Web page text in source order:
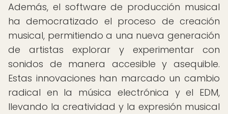
Además, el software de producción musical
ha democratizado el proceso de creación
musical, permitiendo a una nueva generación
de artistas explorar y experimentar con
sonidos de manera accesible y asequible.
Estas innovaciones han marcado un cambio
radical en la música electrónica y el EDM,
llevando la creatividad y la expresión musical